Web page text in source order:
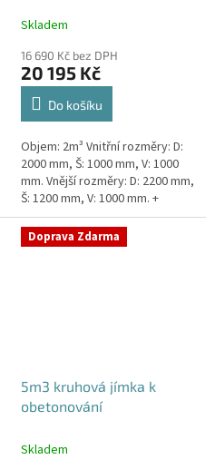
Skladem
16 690 Kč bez DPH
20 195 Kč
Do košíku
Objem: 2m³ Vnitřní rozměry: D:
2000 mm, Š: 1000 mm, V: 1000
mm. Vnější rozměry: D: 2200 mm,
Š: 1200 mm, V: 1000 mm. +
komínek Jímka vhodná pod
parkovací stání, komunikace i...
Doprava Zdarma
5m3 kruhová jímka k
obetonování
Skladem